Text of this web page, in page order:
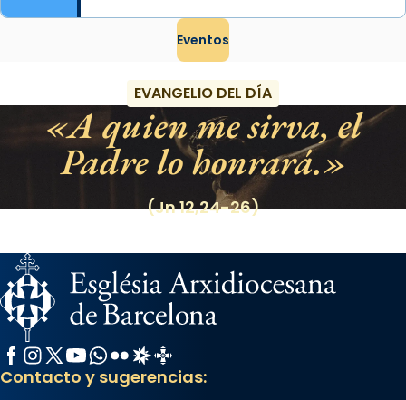
Eventos
EVANGELIO DEL DÍA
A quien me sirva, el
Padre lo honrará.
(Jn 12,24-26)
Facebook
Instagram
X / Twitter
YouTube
WhatsApp
FlickrRadio Estel
Catalunya Cristiana
Contacto y sugerencias: